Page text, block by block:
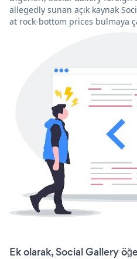
allegedly sunan açık kaynak
at rock-bottom prices bulmaya
Ek olarak, Social Gallery